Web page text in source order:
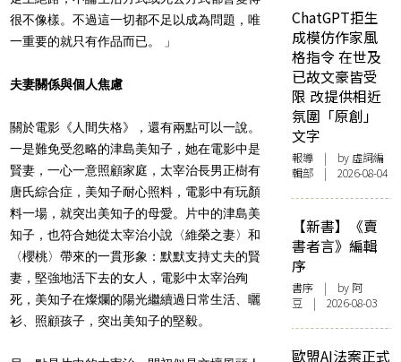
很不像樣。不過這一切都不足以成為問題，唯
一重要的就只有作品而已。 」
夫妻關係與個人焦慮
關於電影《人間失格》，還有兩點可以一說。
一是難免受忽略的津島美知子，她在電影中是
賢妻，一心一意照顧家庭，太宰治長男正樹有
唐氏綜合症，美知子耐心照料，電影中有玩顏
料一場，就突出美知子的母愛。片中的津島美
知子，也符合她從太宰治小說〈維榮之妻〉和
〈櫻桃〉帶來的一貫形象：默默支持丈夫的賢
妻，堅強地活下去的女人，電影中太宰治殉
死，美知子在燦爛的陽光繼續過日常生活、曬
衫、照顧孩子，突出美知子的堅毅。
ChatGPT拒生
成模仿作家風
格指令 在世及
已故文豪皆受
限 改提供相近
氛圍「原創」
文字
報導 | by 虛詞編
輯部 | 2026-08-04
【新書】《賣
書者言》編輯
序
書序 | by 阿
豆 | 2026-08-03
歐盟AI法案正式